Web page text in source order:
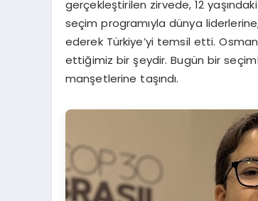
gerçekleştirilen zirvede, 12
seçim programıyla dünya
ederek Türkiye’yi temsil etti.
ettiğimiz bir şeydir. Bugün bir seçim!
manşetlerine taşındı.